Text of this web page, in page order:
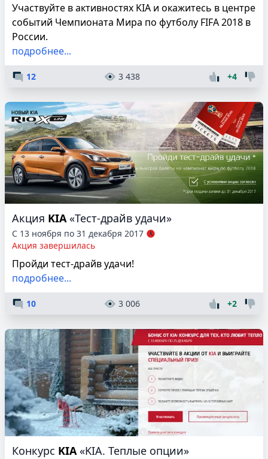
Участвуйте в активностях KIA и окажитесь в центре
событий Чемпионата Мира по футболу FIFA 2018 в
России.
подробнее...
12 3 438 +4
Акция KIA «Тест-драйв удачи»
С 13 ноября по 31 декабря 2017
Акция завершилась
Пройди тест-драйв удачи!
подробнее...
10 3 006 +2
Конкурс KIA «KIA. Теплые опции»